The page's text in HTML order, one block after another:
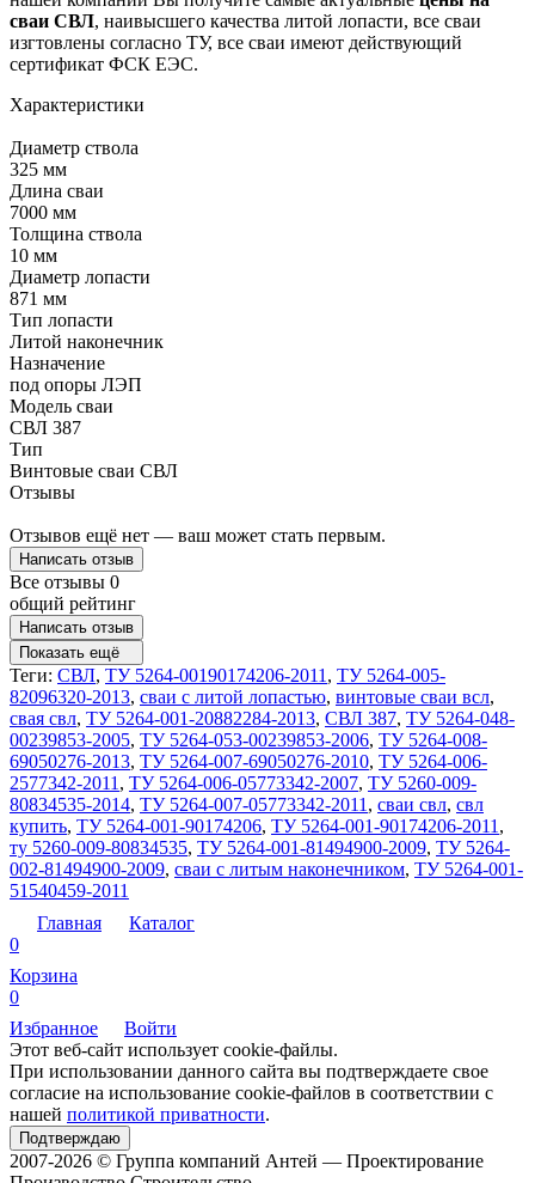
сваи СВЛ, наивысшего качества литой лопасти, все сваи
изгтовлены согласно ТУ, все сваи имеют действующий
сертификат ФСК ЕЭС.
Характеристики
Диаметр ствола
325 мм
Длина сваи
7000 мм
Толщина ствола
10 мм
Диаметр лопасти
871 мм
Тип лопасти
Литой наконечник
Назначение
под опоры ЛЭП
Модель сваи
СВЛ 387
Тип
Винтовые сваи СВЛ
Отзывы
Отзывов ещё нет — ваш может стать первым.
Написать отзыв
Все отзывы 0
общий рейтинг
Написать отзыв
Показать ещё
Теги: СВЛ, ТУ 5264-00190174206-2011 , ТУ 5264-005-
82096320-2013, сваи с литой лопастью, винтовые сваи всл,
свая свл, ТУ 5264-001-20882284-2013, СВЛ 387, ТУ 5264-048-
00239853-2005, ТУ 5264-053-00239853-2006, ТУ 5264-008-
69050276-2013, ТУ 5264-007-69050276-2010, ТУ 5264-006-
2577342-2011 , ТУ 5264-006-05773342-2007, ТУ 5260-009-
80834535-2014, ТУ 5264-007-05773342-2011 , сваи свл, свл
купить, ТУ 5264-001-90174206, ТУ 5264-001-90174206-2011 ,
ту 5260-009-80834535, ТУ 5264-001-81494900-2009, ТУ 5264-
002-81494900-2009, сваи с литым наконечником, ТУ 5264-001-
51540459-2011
Главная
Каталог
0
Корзина
0
Избранное
Войти
Этот веб-сайт использует cookie-файлы.
При использовании данного сайта вы подтверждаете свое
согласие на использование cookie-файлов в соответствии с
нашей политикой приватности.
Подтверждаю
2007-2026 © Группа компаний Антей — Проектирование